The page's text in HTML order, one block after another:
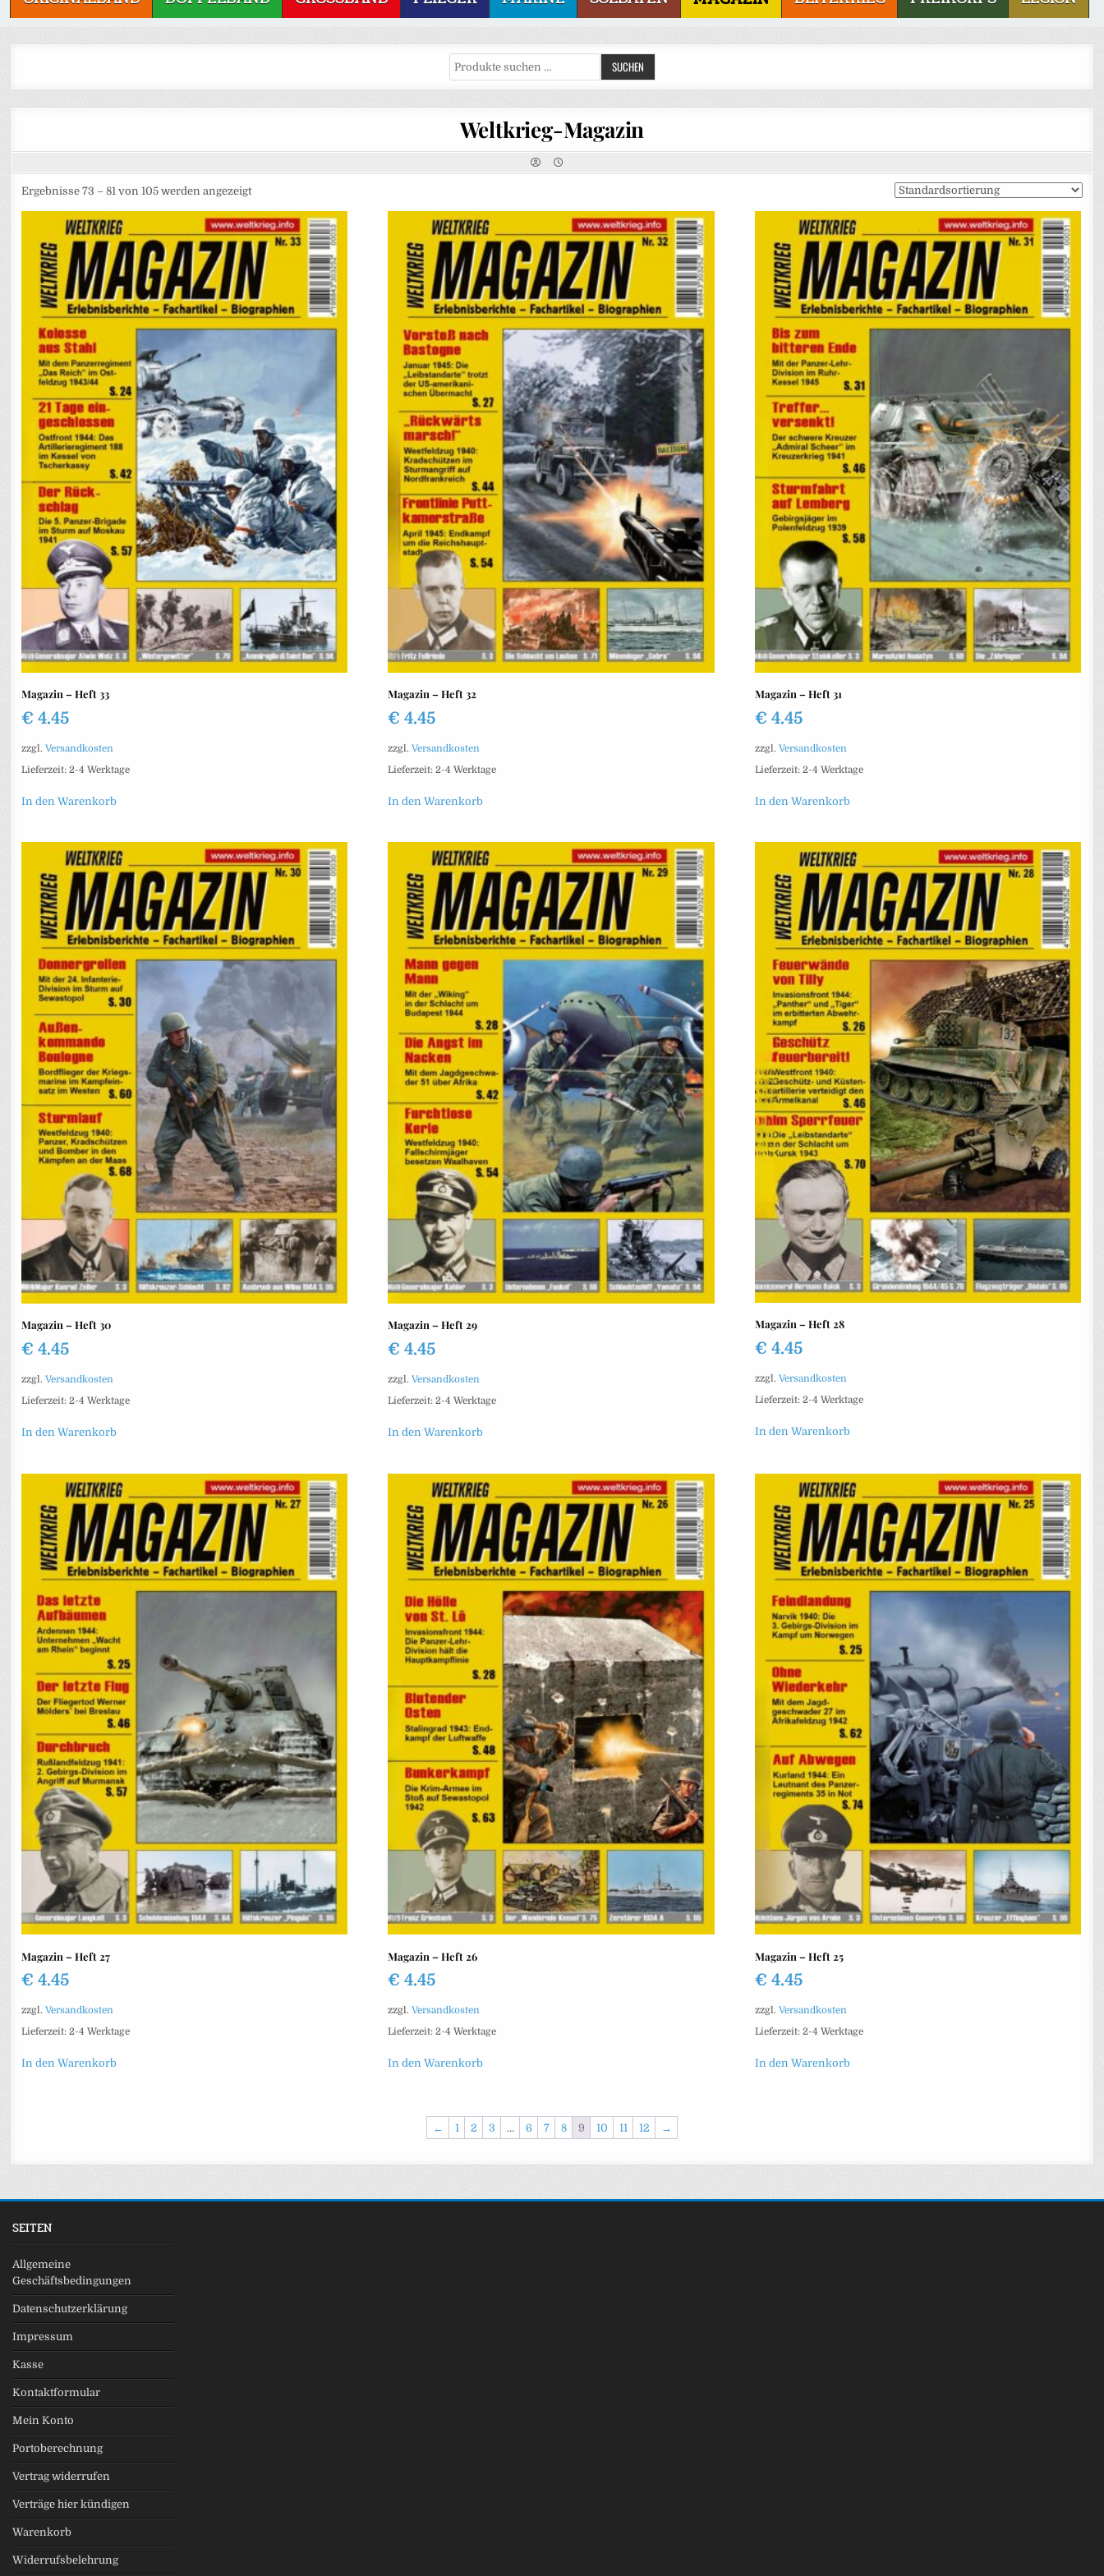
SUCHEN
Weltkrieg-Magazin
Ergebnisse 73 – 81 von 105 werden angezeigt
Magazin – Heft 33
€ 4.45
zzgl. Versandkosten
Lieferzeit: 2-4 Werktage
In den Warenkorb
Magazin – Heft 32
€ 4.45
zzgl.Versandkosten
Lieferzeit:2-4 Werktage
In den Warenkorb
Magazin – Heft 31
€ 4.45
zzgl. Versandkosten
Lieferzeit: 2-4 Werktage
In den Warenkorb
Magazin – Heft 30
€ 4.45
zzgl. Versandkosten
Lieferzeit: 2-4 Werktage
In den Warenkorb
Magazin – Heft 29
€ 4.45
zzgl.Versandkosten
Lieferzeit:2-4 Werktage
In den Warenkorb
Magazin – Heft 28
€ 4.45
zzgl. Versandkosten
Lieferzeit: 2-4 Werktage
In den Warenkorb
Magazin – Heft 27
€ 4.45
zzgl. Versandkosten
Lieferzeit: 2-4 Werktage
In den Warenkorb
Magazin – Heft 26
€ 4.45
zzgl.Versandkosten
Lieferzeit:2-4 Werktage
In den Warenkorb
Magazin – Heft 25
€ 4.45
zzgl. Versandkosten
Lieferzeit: 2-4 Werktage
In den Warenkorb
← 1 2 3 … 6 7 8 9 10 11 12 →
SEITEN
Allgemeine
Geschäftsbedingungen
Datenschutzerklärung
Impressum
Kasse
Kontaktformular
Mein Konto
Portoberechnung
Vertrag widerrufen
Verträge hier kündigen
Warenkorb
Widerrufsbelehrung